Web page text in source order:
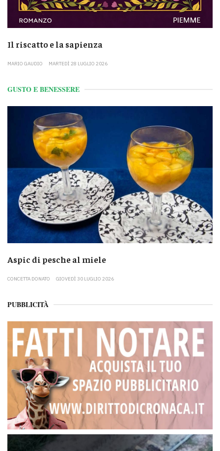
Il riscatto e la sapienza
MARIO GAUDIO MARTEDÌ 28 LUGLIO 2026
GUSTO E BENESSERE
Aspic di pesche al miele
CONCETTA DONATO GIOVEDÌ 30 LUGLIO 2026
PUBBLICITÀ